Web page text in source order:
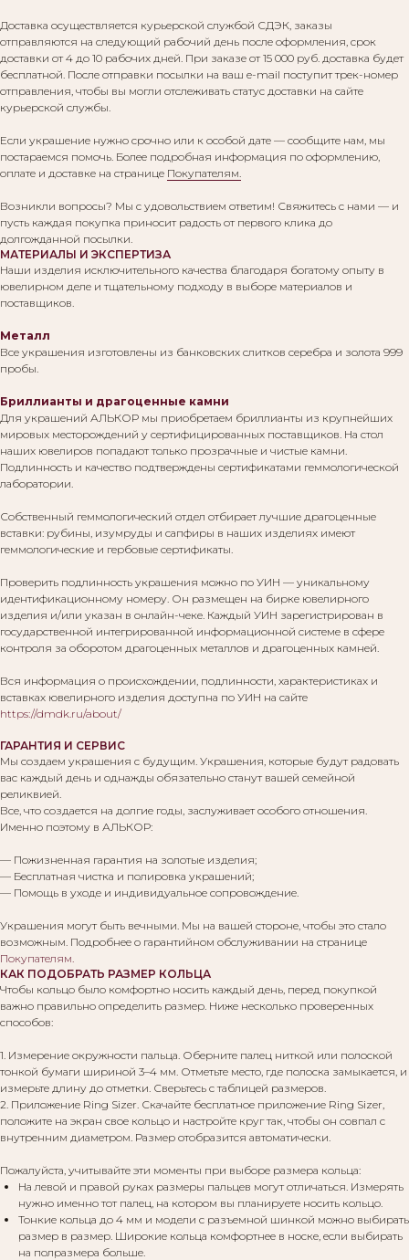
Доставка осуществляется курьерской службой СДЭК, заказы
отправляются на следующий рабочий день после оформления, срок
доставки от 4 до 10 рабочих дней. При заказе от 15 000 руб. доставка будет
бесплатной. После отправки посылки на ваш e-mail поступит трек-номер
отправления, чтобы вы могли отслеживать статус доставки на сайте
курьерской службы.
Если украшение нужно срочно или к особой дате — сообщите нам, мы
постараемся помочь. Более подробная информация по оформлению,
оплате и доставке на странице Покупателям.
Возникли вопросы? Мы с удовольствием ответим! Свяжитесь с нами — и
пусть каждая покупка приносит радость от первого клика до
долгожданной посылки.
МАТЕРИАЛЫ И ЭКСПЕРТИЗА
Наши изделия исключительного качества благодаря богатому опыту в
ювелирном деле и тщательному подходу в выборе материалов и
поставщиков.
Металл
Все украшения изготовлены из банковских слитков серебра и золота 999
пробы.
Бриллианты и драгоценные камни
Для украшений АЛЬКОР мы приобретаем бриллианты из крупнейших
мировых месторождений у сертифицированных поставщиков. На стол
наших ювелиров попадают только прозрачные и чистые камни.
Подлинность и качество подтверждены сертификатами геммологической
лаборатории.
Собственный геммологический отдел отбирает лучшие драгоценные
вставки: рубины, изумруды и сапфиры в наших изделиях имеют
геммологические и гербовые сертификаты.
Проверить подлинность украшения можно по УИН — уникальному
идентификационному номеру. Он размещен на бирке ювелирного
изделия и/или указан в онлайн-чеке. Каждый УИН зарегистрирован в
государственной интегрированной информационной системе в сфере
контроля за оборотом драгоценных металлов и драгоценных камней.
Вся информация о происхождении, подлинности, характеристиках и
вставках ювелирного изделия доступна по УИН на сайте
https://dmdk.ru/about/
ГАРАНТИЯ И СЕРВИС
Мы создаем украшения с будущим. Украшения, которые будут радовать
вас каждый день и однажды обязательно станут вашей семейной
реликвией.
Все, что создается на долгие годы, заслуживает особого отношения.
Именно поэтому в АЛЬКОР:
— Пожизненная гарантия на золотые изделия;
— Бесплатная чистка и полировка украшений;
— Помощь в уходе и индивидуальное сопровождение.
Украшения могут быть вечными. Мы на вашей стороне, чтобы это стало
возможным. Подробнее о гарантийном обслуживании на странице
Покупателям.
КАК ПОДОБРАТЬ РАЗМЕР КОЛЬЦА
Чтобы кольцо было комфортно носить каждый день, перед покупкой
важно правильно определить размер. Ниже несколько проверенных
способов:
1. Измерение окружности пальца. Оберните палец ниткой или полоской
тонкой бумаги шириной 3–4 мм. Отметьте место, где полоска замыкается, и
измерьте длину до отметки. Сверьтесь с таблицей размеров.
2. Приложение Ring Sizer. Скачайте бесплатное приложение Ring Sizer,
положите на экран свое кольцо и настройте круг так, чтобы он совпал с
внутренним диаметром. Размер отобразится автоматически.
Пожалуйста, учитывайте эти моменты при выборе размера кольца:
На левой и правой руках размеры пальцев могут отличаться. Измерять
нужно именно тот палец, на котором вы планируете носить кольцо.
Тонкие кольца до 4 мм и модели с разъемной шинкой можно выбирать
размер в размер. Широкие кольца комфортнее в носке, если выбирать
на полразмера больше.